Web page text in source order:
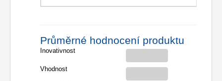
Průměrné hodnocení produktu
Inovativnost
Vhodnost